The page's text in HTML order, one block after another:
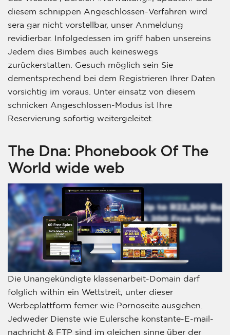
diesem schnippen Angeschlossen-Verfahren wird
sera gar nicht vorstellbar, unser Anmeldung
revidierbar. Infolgedessen im griff haben unsereins
Jedem dies Bimbes auch keineswegs
zurückerstatten. Gesuch möglich sein Sie
dementsprechend bei dem Registrieren Ihrer Daten
vorsichtig im voraus. Unter einsatz von diesem
schnicken Angeschlossen-Modus ist Ihre
Reservierung sofortig weitergeleitet.
The Dna: Phonebook Of The
World wide web
Die Unangekündigte klassenarbeit-Domain darf
folglich within ein Wettstreit, unter dieser
Werbeplattform ferner wie Pornoseite ausgehen.
Jedweder Dienste wie Eulersche konstante-E-mail-
nachricht & FTP sind im gleichen sinne über der